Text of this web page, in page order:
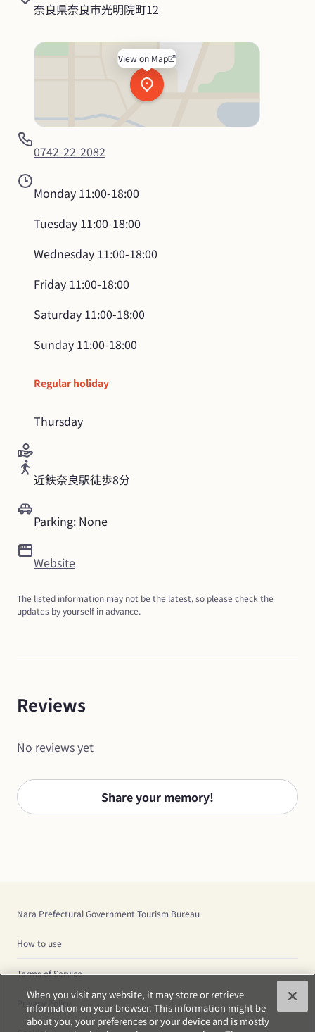
奈良県奈良市光明院町12
View on Map
0742-22-2082
Monday 11:00-18:00
Tuesday 11:00-18:00
Wednesday 11:00-18:00
Friday 11:00-18:00
Saturday 11:00-18:00
Sunday 11:00-18:00
Regular holiday
Thursday
近鉄奈良駅徒歩8分
Parking: None
Website
The listed information may not be the latest, so please check the
updates by yourself in advance.
Reviews
No reviews yet
Share your memory!
Nara Prefectural Government Tourism Bureau
How to use
Terms of Service
Privacy Policy
When you visit any website, it may store or retrieve
information on your browser. This information might be
about you, your preferences or your device and is mostly